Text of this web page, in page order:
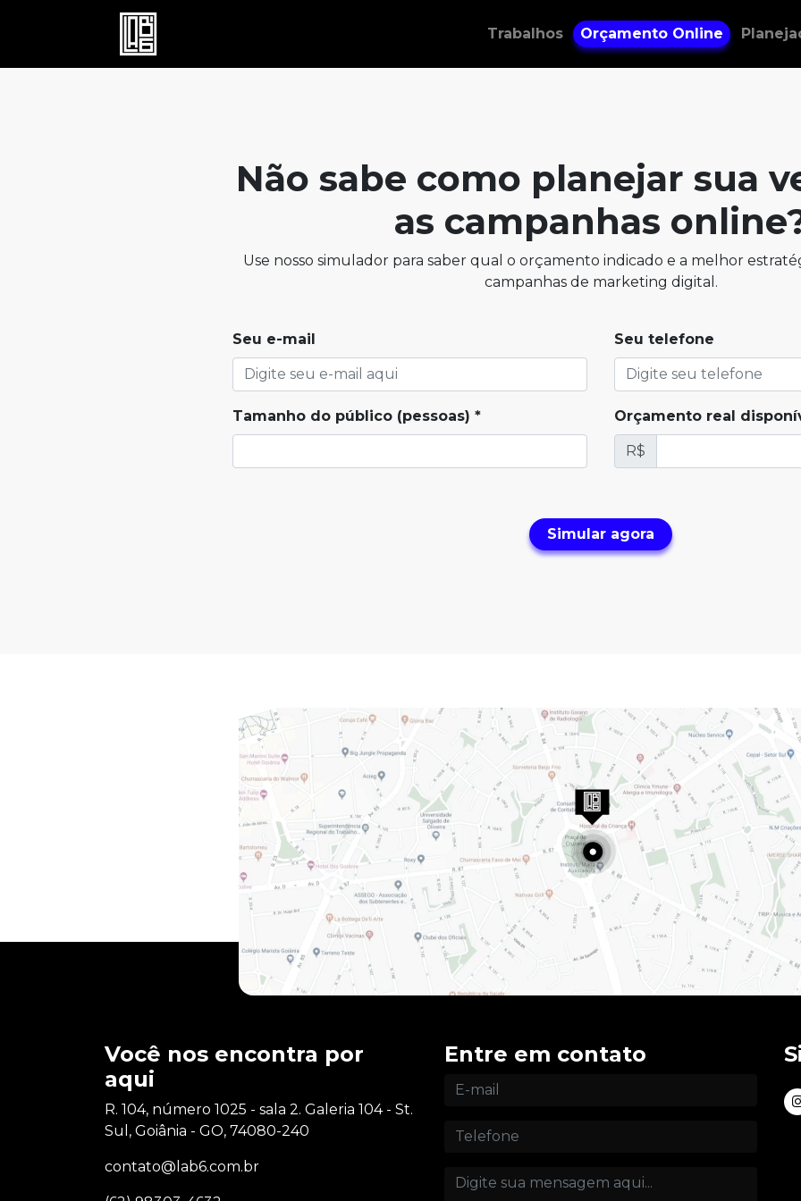
Trabalhos Orçamento Online
Não sabe como planejar sua
as campanhas
Use nosso simulador para saber qual o orçamento indicado e a melhor
campanhas de marketing digital.
Seu e-mail Seu telefone
Tamanho do público (pessoas) * Orçamento real
R$
Simular agora
Você nos encontra por
aqui
R. 104, número 1025 - sala 2. Galeria 104 - St.
Sul, Goiânia - GO, 74080-240
contato@lab6.com.br
Entre em contato